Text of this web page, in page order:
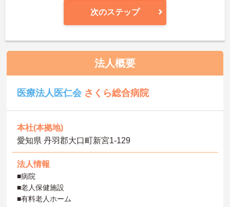
次のステップ
法人概要
医療法人医仁会 さくら総合病院
本社(本拠地)
愛知県 丹羽郡大口町新宮1-129
法人情報
■病院
■老人保健施設
■有料老人ホーム